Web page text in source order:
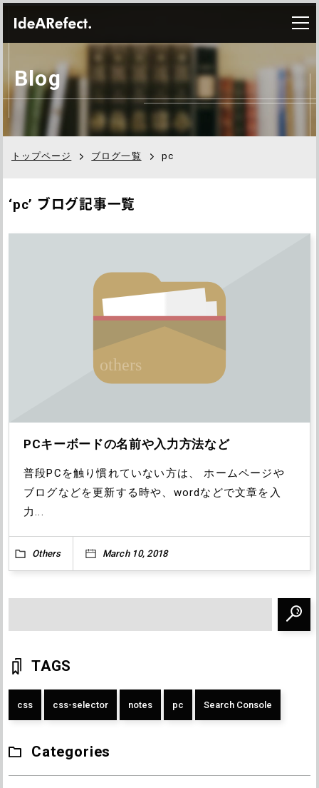
Blog
トップページ ブログ一覧 pc
‘pc’ ブログ記事一覧
PCキーボードの名前や入力方法など
普段PCを触り慣れていない方は、 ホームページや
ブログなどを更新する時や、wordなどで文章を入
力...
Others March 10, 2018
TAGS
css css-selector notes pc Search Console
Categories